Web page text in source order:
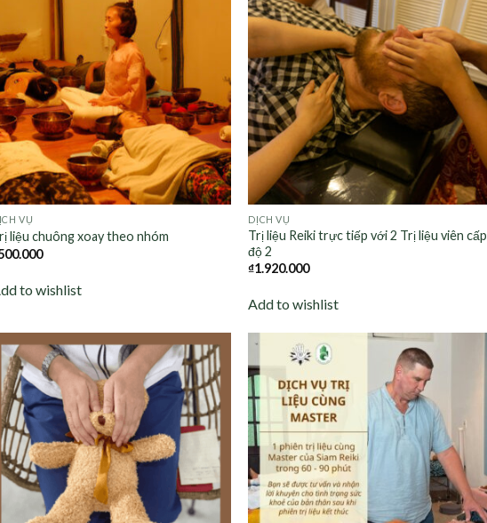
VỤ
liệu chuông xoay theo nhóm
to wishlist
Add to
wishlist
DỊCH VỤ
Trị liệu Reiki trực tiếp với 2 Trị liệu viên cấp
độ 2
₫1.920.000
Add to wishlist
Add to
wishlist